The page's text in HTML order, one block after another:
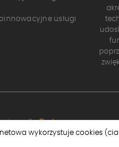
usługi
dlaCodex
wykorzystuje cookies